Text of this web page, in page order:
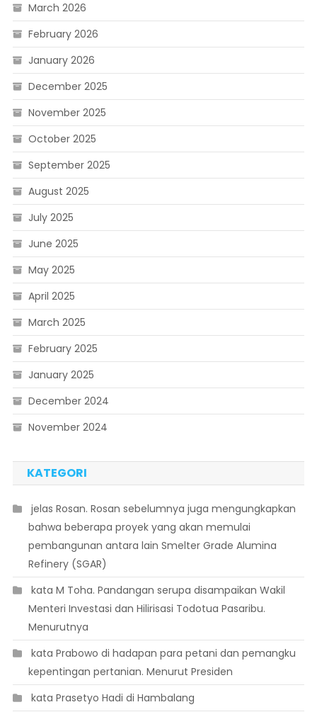
March 2026
February 2026
January 2026
December 2025
November 2025
October 2025
September 2025
August 2025
July 2025
June 2025
May 2025
April 2025
March 2025
February 2025
January 2025
December 2024
November 2024
KATEGORI
 jelas Rosan. Rosan sebelumnya juga mengungkapkan
bahwa beberapa proyek yang akan memulai
pembangunan antara lain Smelter Grade Alumina
Refinery (SGAR)
 kata M Toha. Pandangan serupa disampaikan Wakil
Menteri Investasi dan Hilirisasi Todotua Pasaribu.
Menurutnya
 kata Prabowo di hadapan para petani dan pemangku
kepentingan pertanian. Menurut Presiden
 kata Prasetyo Hadi di Hambalang